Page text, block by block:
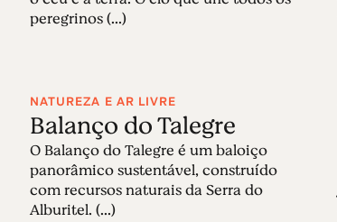
peregrinos (...)
NATUREZA E AR LIVRE
Balanço do Talegre
O Balanço do Talegre é um baloiço
panorâmico sustentável, construído
com recursos naturais da Serra do
Alburitel. (...)